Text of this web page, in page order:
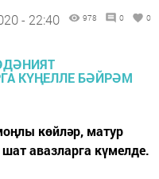
- 22:40 978 0 0
көйләр, матур
авазларга күмелде.